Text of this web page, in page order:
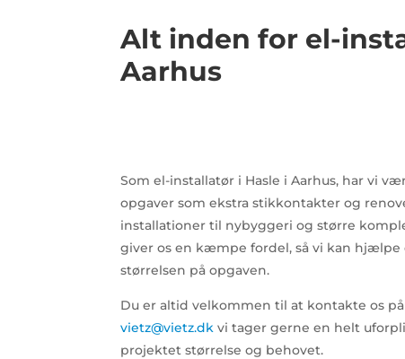
Alt inden for el-
Aarhus
Som el-installatør i Hasle i Aarhus, har vi
opgaver som ekstra stikkontakter og
installationer til nybyggeri og større
giver os en kæmpe fordel, så vi kan hjælpe
størrelsen på opgaven.
Du er altid velkommen til at kontakte os på
vietz@vietz.dk vi tager gerne en helt
projektet størrelse og behovet.